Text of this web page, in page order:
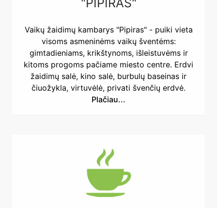
"PIPIRAS"
Vaikų žaidimų kambarys "Pipiras" - puiki vieta
visoms asmeninėms vaikų šventėms:
gimtadieniams, krikštynoms, išleistuvėms ir
kitoms progoms pačiame miesto centre. Erdvi
žaidimų salė, kino salė, burbulų baseinas ir
čiuožykla, virtuvėlė, privati švenčių erdvė.
Plačiau...